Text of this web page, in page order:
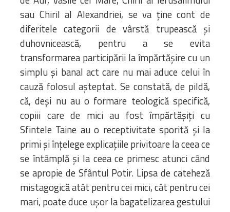
sau Chiril al Alexandriei, se va ține cont de
diferitele categorii de vârstă trupească și
duhovnicească, pentru a se evita
transformarea participării la împărtășire cu un
simplu și banal act care nu mai aduce celui în
cauză folosul așteptat. Se constată, de pildă,
că, deși nu au o formare teologică specifică,
copiii care de mici au fost împărtășiți cu
Sfintele Taine au o receptivitate sporită și la
primi și înțelege explicațiile privitoare la ceea ce
se întâmplă și la ceea ce primesc atunci când
se apropie de Sfântul Potir. Lipsa de cateheză
mistagogică atât pentru cei mici, cât pentru cei
mari, poate duce ușor la bagatelizarea gestului